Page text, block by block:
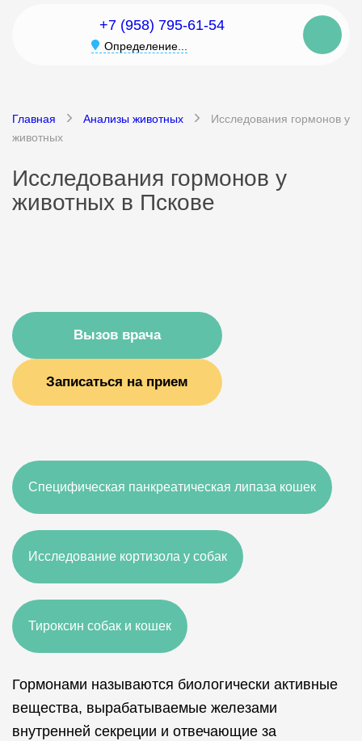
+7 (958) 795-61-54
Определение...
Главная Анализы животных
Исследования гормонов у
животных
Исследования гормонов у
животных в Пскове
Вызов врача
Записаться на прием
Специфическая панкреатическая липаза кошек
Исследование кортизола у собак
Тироксин собак и кошек
Гормонами называются биологически активные
вещества, вырабатываемые железами
внутренней секреции и отвечающие за